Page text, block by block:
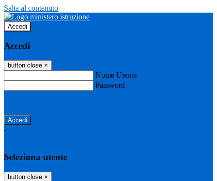
Salta al contenuto
Accedi
Accedi
button close ×
Nome Utente
Password
-
Seleziona utente
button close ×